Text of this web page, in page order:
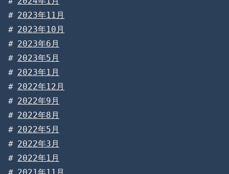
2023年11月
2023年10月
2023年6月
2023年5月
2023年1月
2022年12月
2022年9月
2022年8月
2022年5月
2022年3月
2022年1月
2021年11月